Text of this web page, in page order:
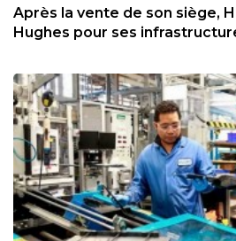
Après la vente de son siège,
Hughes pour ses